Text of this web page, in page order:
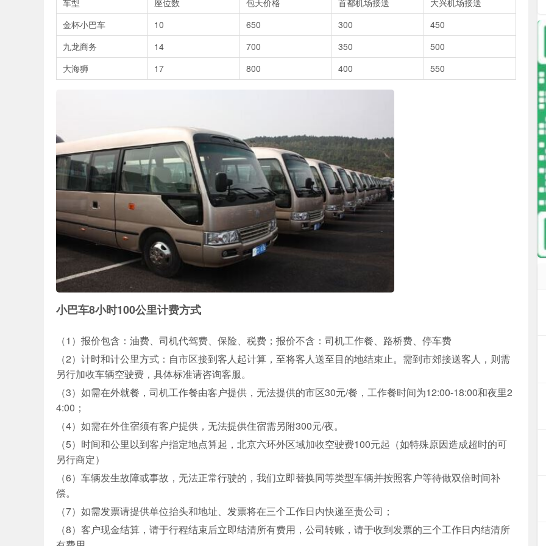
车型 座位数 包天价格 首都机场接送
大兴机场接送
金杯小巴车
10 650 300
450
九龙商务
14 700 350
500
大海狮
17 800 400 550
小巴车8小时100公里计费方式
（1）报价包含：油费、司机代驾费、保险、税费；报价不含：司机工作餐、路桥费、停车费
（2）计时和计公里方式：自市区接到客人起计算，至将客人送至目的地结束止。需到市郊接送客人，则需
另行加收车辆空驶费，具体标准请咨询客服。
（3）如需在外就餐，司机工作餐由客户提供，无法提供的市区30元/餐，工作餐时间为12:00-18:00和夜里2
4:00；
（4）如需在外住宿须有客户提供，无法提供住宿需另附300元/夜。
（5）时间和公里以到客户指定地点算起，北京六环外区域加收空驶费100元起（如特殊原因造成超时的可
另行商定）
（6）车辆发生故障或事故，无法正常行驶的，我们立即替换同等类型车辆并按照客户等待做双倍时间补
偿。
（7）如需发票请提供单位抬头和地址、发票将在三个工作日内快递至贵公司；
（8）客户现金结算，请于行程结束后立即结清所有费用，公司转账，请于收到发票的三个工作日内结清所